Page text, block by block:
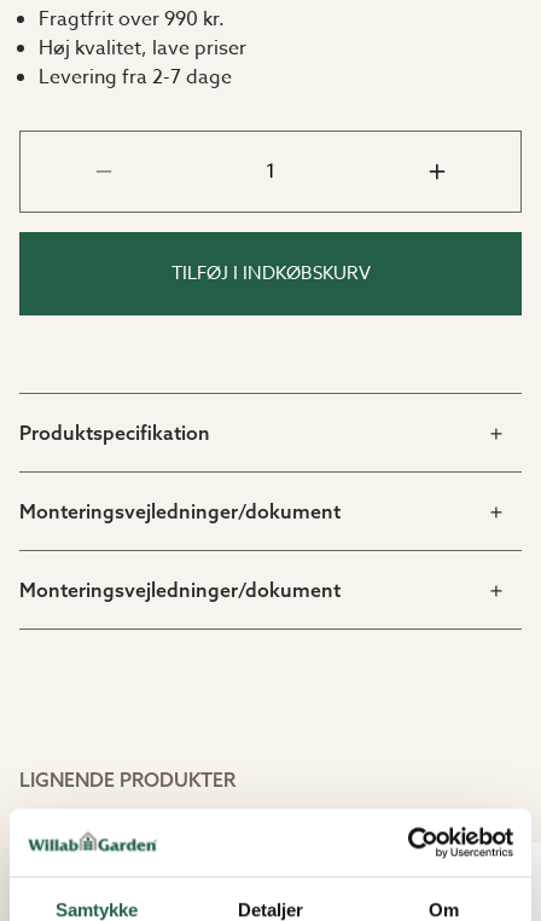
Samtykke Detaljer Om
Fragtfrit over 990 kr.
Høj kvalitet, lave priser
Levering fra 2-7 dage
TILFØJ I INDKØBSKURV
Produktspecifikation
Monteringsvejledninger/dokument
Monteringsvejledninger/dokument
LIGNENDE PRODUKTER